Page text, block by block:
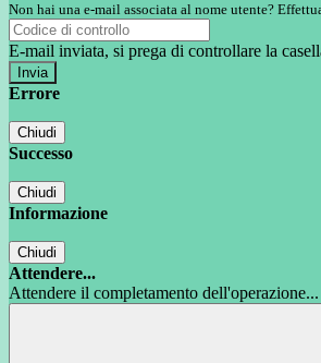
Non hai una e-mail associata al nome utente?
E-mail inviata, si prega di controllare la
Errore
Chiudi
Successo
Chiudi
Informazione
Chiudi
Attendere...
Attendere il completamento dell'operazione...